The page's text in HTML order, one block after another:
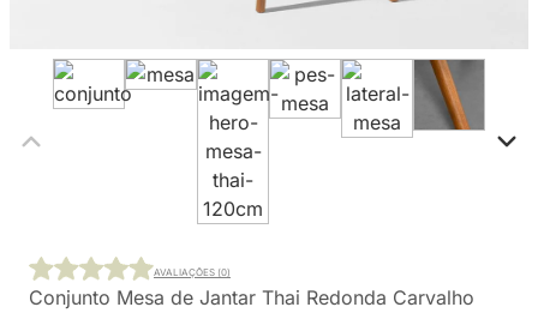
Conjunto Mesa de Jantar Thai Redonda Carvalho
AVALIAÇÕES (0)